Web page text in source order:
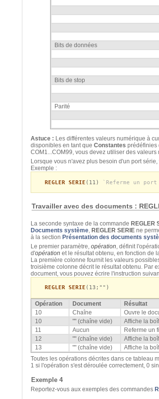
Bits de données
Bits de stop
Parité
Astuce : Les différentes valeurs numérique à
disponibles en tant que Constantes prédéfinies
COM1...COM99, vous devez utiliser des valeurs
Lorsque vous n'avez plus besoin d'un port
Exemple :
REGLER SERIE (11) `Referme un
Travailler avec des documents :
La seconde syntaxe de la commande REGLER
Documents système REGLER SERIE ne
à la section Présentation des documents
Le premier paramètre, opération , définit
d'opération et le résultat obtenu, en fonction de
La première colonne fournit les valeurs
troisième colonne décrit le résultat obtenu. Par
document, vous pouvez écrire l'instruction
REGLER SERIE (13;"")
Opération Document
Résultat
10
Chaîne
Ouvre le
10
"" (chaîne vide)
Affiche la
11
Aucun
Referme un
12
"" (chaîne vide)
Affiche la
13
"" (chaîne vide)
Affiche la
Toutes les opérations décrites dans ce tableau
1 si l'opération s'est déroulée correctement, 0
Exemple 4
Reportez-vous aux exemples des commandes